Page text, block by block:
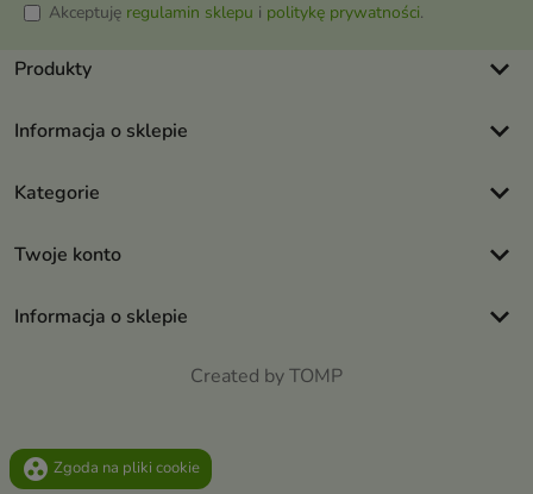
Akceptuję regulamin sklepu i politykę prywatności.
Produkty keyboard_arrow_down
Informacja o sklepie keyboard_arrow_down
Kategorie keyboard_arrow_down
Twoje konto keyboard_arrow_down
Informacja o sklepie keyboard_arrow_down
Created by TOMP
group_work Zgoda na pliki cookie